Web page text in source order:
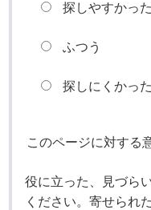
探しやすかった
ふつう
探しにくかった
このページに対する
役に立った、見づら
ください。寄せられ